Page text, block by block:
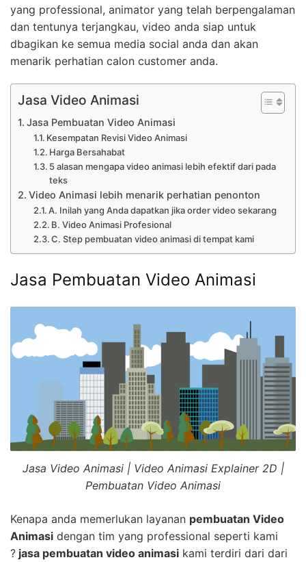
yang professional, animator yang telah berpengalaman
dan tentunya terjangkau, video anda siap untuk
dbagikan ke semua media social anda dan akan
menarik perhatian calon customer anda.
Jasa Video Animasi
Jasa Pembuatan Video Animasi
Kesempatan Revisi Video Animasi
Harga Bersahabat
5 alasan mengapa video animasi lebih efektif dari pada
teks
Video Animasi lebih menarik perhatian penonton
A. Inilah yang Anda dapatkan jika order video sekarang
B. Video Animasi Profesional
C. Step pembuatan video animasi di tempat kami
Jasa Pembuatan Video Animasi
Jasa Video Animasi | Video Animasi Explainer 2D |
Pembuatan Video Animasi
Kenapa anda memerlukan layanan pembuatan Video
Animasi dengan tim yang professional seperti kami
? jasa pembuatan video animasi kami terdiri dari dari